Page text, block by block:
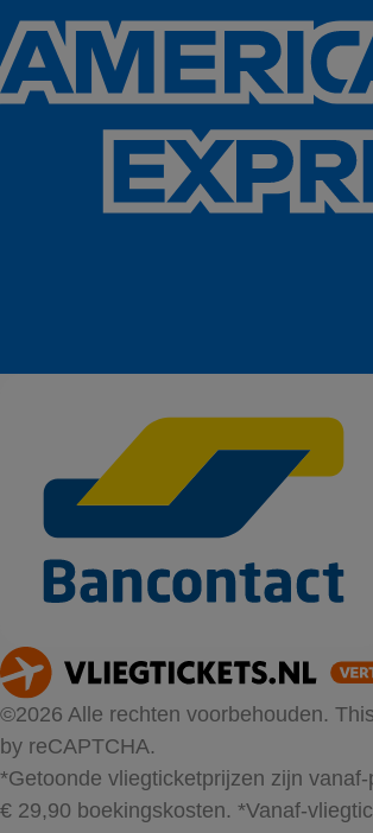
©2026 Alle rechten voorbehouden.
by reCAPTCHA.
*Getoonde vliegticketprijzen zijn
€ 29,90 boekingskosten. *Vanaf-